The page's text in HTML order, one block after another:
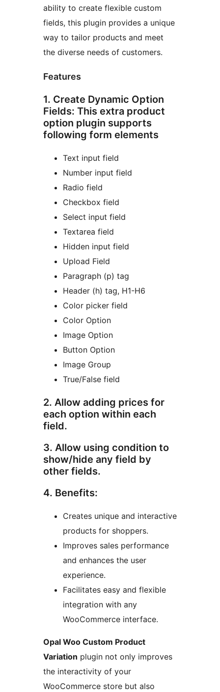
ability to create flexible custom
fields, this plugin provides a unique
way to tailor products and meet
the diverse needs of customers.
Features
1. Create Dynamic Option
Fields: This extra product
option plugin supports
following form elements
Text input field
Number input field
Radio field
Checkbox field
Select input field
Textarea field
Hidden input field
Upload Field
Paragraph (p) tag
Header (h) tag, H1-H6
Color picker field
Color Option
Image Option
Button Option
Image Group
True/False field
2. Allow adding prices for
each option within each
field.
3. Allow using condition to
show/hide any field by
other fields.
4. Benefits:
Creates unique and interactive
products for shoppers.
Improves sales performance
and enhances the user
experience.
Facilitates easy and flexible
integration with any
WooCommerce interface.
Opal Woo Custom Product
Variation plugin not only improves
the interactivity of your
WooCommerce store but also